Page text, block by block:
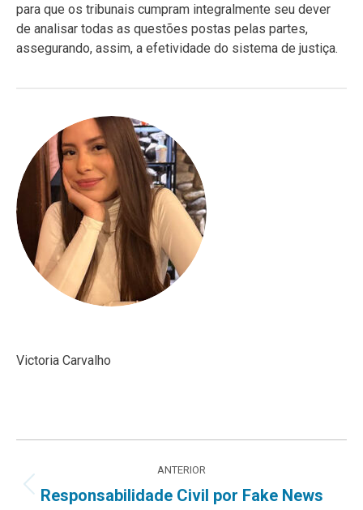
para que os tribunais cumpram integralmente seu dever
de analisar todas as questões postas pelas partes,
assegurando, assim, a efetividade do sistema de justiça.
Victoria Carvalho
de
ANTERIOR
Post
Responsabilidade Civil por Fake News